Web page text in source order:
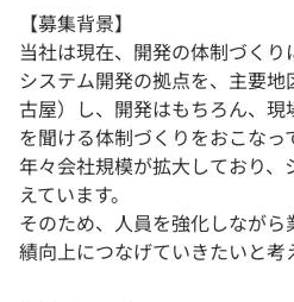
【募集背景】
当社は現在、開発の体制づくり
システム開発の拠点を、主要
古屋）し、開発はもちろん、
を聞ける体制づくりをおこなっ
年々会社規模が拡大しており
えています。
そのため、人員を強化しなが
績向上につなげていきたいと考